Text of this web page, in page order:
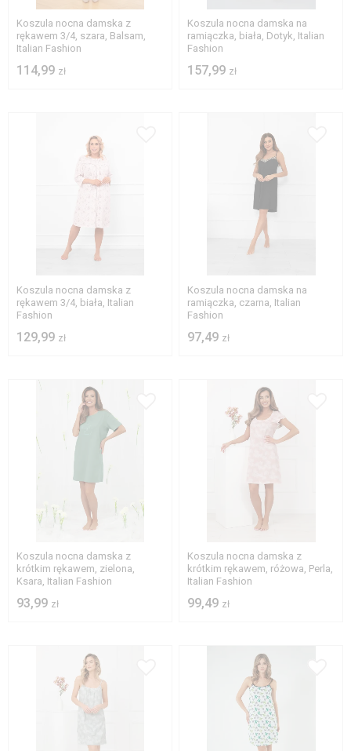
Koszula nocna damska z
rękawem 3/4, szara, Balsam,
Italian Fashion
114,99 zł
Koszula nocna damska na
ramiączka, biała, Dotyk, Italian
Fashion
157,99 zł
Koszula nocna damska z
rękawem 3/4, biała, Italian
Fashion
129,99 zł
Koszula nocna damska na
ramiączka, czarna, Italian
Fashion
97,49 zł
S
Koszula nocna damska z
krótkim rękawem, zielona,
Ksara, Italian Fashion
93,99 zł
L
Koszula nocna damska z
krótkim rękawem, różowa, Perla,
Italian Fashion
99,49 zł